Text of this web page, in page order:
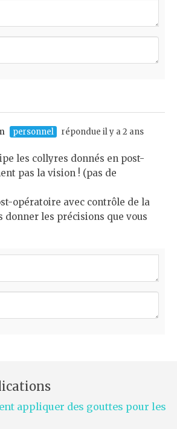
personnel répondue il y a 2 ans
les collyres donnés en post-
pas la vision ! (pas de
opératoire avec contrôle de la
donner les précisions que vous
appliquer des gouttes pour les